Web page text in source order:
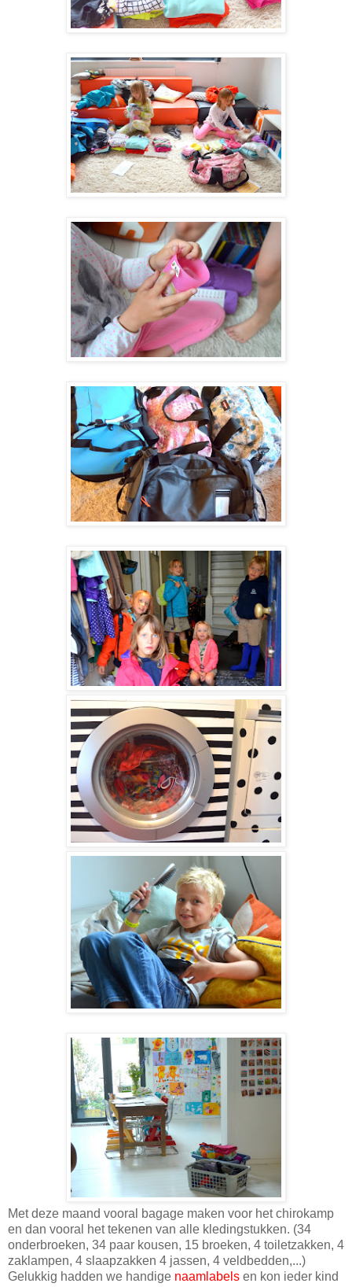
Met deze maand vooral bagage maken voor het chirokamp
en dan vooral het tekenen van alle kledingstukken. (34
onderbroeken, 34 paar kousen, 15 broeken, 4 toiletzakken, 4
zaklampen, 4 slaapzakken 4 jassen, 4 veldbedden,...)
Gelukkig hadden we handige naamlabels en kon ieder kind